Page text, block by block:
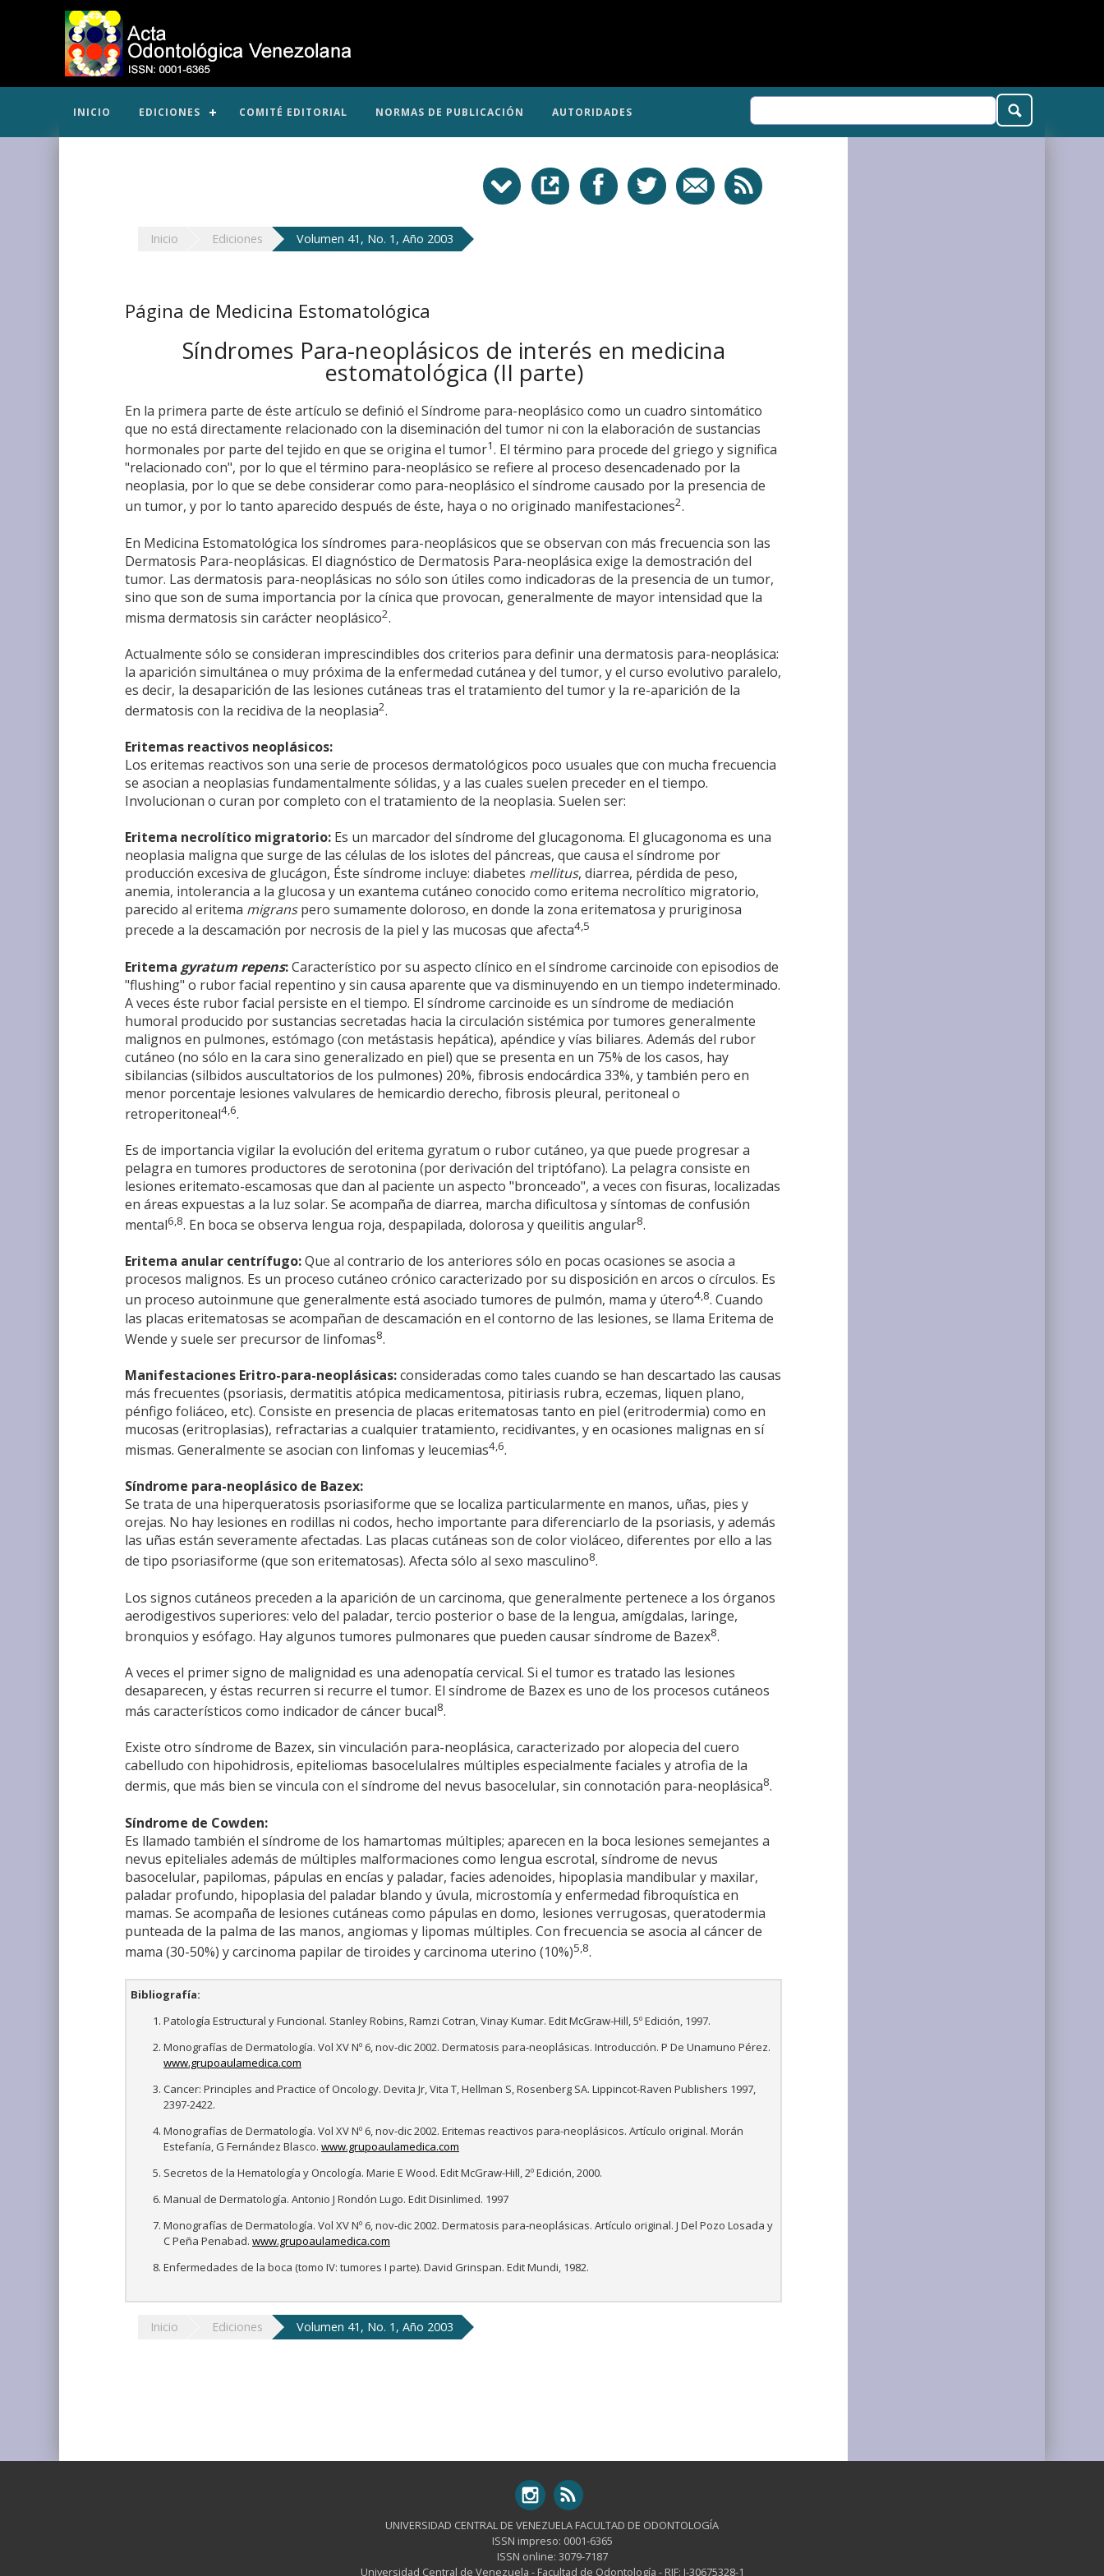
INICIO EDICIONES COMITÉ EDITORIAL NORMAS DE PUBLICACIÓN AUTORIDADES
Inicio Ediciones Volumen 41, No. 1, Año 2003
Página de Medicina Estomatológica
Síndromes Para-neoplásicos de interés en medicina
estomatológica (II parte)
En la primera parte de éste artículo se definió el Síndrome para-neoplásico como un cuadro sintomático
que no está directamente relacionado con la diseminación del tumor ni con la elaboración de sustancias
hormonales por parte del tejido en que se origina el tumor1. El término para procede del griego y significa
"relacionado con", por lo que el término para-neoplásico se refiere al proceso desencadenado por la
neoplasia, por lo que se debe considerar como para-neoplásico el síndrome causado por la presencia de
un tumor, y por lo tanto aparecido después de éste, haya o no originado manifestaciones2.
En Medicina Estomatológica los síndromes para-neoplásicos que se observan con más frecuencia son las
Dermatosis Para-neoplásicas. El diagnóstico de Dermatosis Para-neoplásica exige la demostración del
tumor. Las dermatosis para-neoplásicas no sólo son útiles como indicadoras de la presencia de un tumor,
sino que son de suma importancia por la cínica que provocan, generalmente de mayor intensidad que la
misma dermatosis sin carácter neoplásico2.
Actualmente sólo se consideran imprescindibles dos criterios para definir una dermatosis para-neoplásica:
la aparición simultánea o muy próxima de la enfermedad cutánea y del tumor, y el curso evolutivo paralelo,
es decir, la desaparición de las lesiones cutáneas tras el tratamiento del tumor y la re-aparición de la
dermatosis con la recidiva de la neoplasia2.
Eritemas reactivos neoplásicos:
Los eritemas reactivos son una serie de procesos dermatológicos poco usuales que con mucha frecuencia
se asocian a neoplasias fundamentalmente sólidas, y a las cuales suelen preceder en el tiempo.
Involucionan o curan por completo con el tratamiento de la neoplasia. Suelen ser:
Eritema necrolítico migratorio: Es un marcador del síndrome del glucagonoma. El glucagonoma es una
neoplasia maligna que surge de las células de los islotes del páncreas, que causa el síndrome por
producción excesiva de glucágon, Éste síndrome incluye: diabetes mellitus, diarrea, pérdida de peso,
anemia, intolerancia a la glucosa y un exantema cutáneo conocido como eritema necrolítico migratorio,
parecido al eritema migranspero sumamente doloroso, en donde la zona eritematosa y pruriginosa
precede a la descamación por necrosis de la piel y las mucosas que afecta4,5
Eritema gyratum repens:Característico por su aspecto clínico en el síndrome carcinoide con episodios de
"flushing" o rubor facial repentino y sin causa aparente que va disminuyendo en un tiempo indeterminado.
A veces éste rubor facial persiste en el tiempo. El síndrome carcinoide es un síndrome de mediación
humoral producido por sustancias secretadas hacia la circulación sistémica por tumores generalmente
malignos en pulmones, estómago (con metástasis hepática), apéndice y vías biliares. Además del rubor
cutáneo (no sólo en la cara sino generalizado en piel) que se presenta en un 75% de los casos, hay
sibilancias (silbidos auscultatorios de los pulmones) 20%, fibrosis endocárdica 33%, y también pero en
menor porcentaje lesiones valvulares de hemicardio derecho, fibrosis pleural, peritoneal o
retroperitoneal4,6.
Es de importancia vigilar la evolución del eritema gyratum o rubor cutáneo, ya que puede progresar a
pelagra en tumores productores de serotonina (por derivación del triptófano). La pelagra consiste en
lesiones eritemato-escamosas que dan al paciente un aspecto "bronceado", a veces con fisuras, localizadas
en áreas expuestas a la luz solar. Se acompaña de diarrea, marcha dificultosa y síntomas de confusión
mental6,8. En boca se observa lengua roja, despapilada, dolorosa y queilitis angular8.
Eritema anular centrífugo:Que al contrario de los anteriores sólo en pocas ocasiones se asocia a
procesos malignos. Es un proceso cutáneo crónico caracterizado por su disposición en arcos o círculos. Es
un proceso autoinmune que generalmente está asociado tumores de pulmón, mama y útero4,8. Cuando
las placas eritematosas se acompañan de descamación en el contorno de las lesiones, se llama Eritema de
Wende y suele ser precursor de linfomas8.
Manifestaciones Eritro-para-neoplásicas:consideradas como tales cuando se han descartado las causas
más frecuentes (psoriasis, dermatitis atópica medicamentosa, pitiriasis rubra, eczemas, liquen plano,
pénfigo foliáceo, etc). Consiste en presencia de placas eritematosas tanto en piel (eritrodermia) como en
mucosas (eritroplasias), refractarias a cualquier tratamiento, recidivantes, y en ocasiones malignas en sí
mismas. Generalmente se asocian con linfomas y leucemias4,6.
Síndrome para-neoplásico de Bazex:
Se trata de una hiperqueratosis psoriasiforme que se localiza particularmente en manos, uñas, pies y
orejas. No hay lesiones en rodillas ni codos, hecho importante para diferenciarlo de la psoriasis, y además
las uñas están severamente afectadas. Las placas cutáneas son de color violáceo, diferentes por ello a las
de tipo psoriasiforme (que son eritematosas). Afecta sólo al sexo masculino8.
Los signos cutáneos preceden a la aparición de un carcinoma, que generalmente pertenece a los órganos
aerodigestivos superiores: velo del paladar, tercio posterior o base de la lengua, amígdalas, laringe,
bronquios y esófago. Hay algunos tumores pulmonares que pueden causar síndrome de Bazex8.
A veces el primer signo de malignidad es una adenopatía cervical. Si el tumor es tratado las lesiones
desaparecen, y éstas recurren si recurre el tumor. El síndrome de Bazex es uno de los procesos cutáneos
más característicos como indicador de cáncer bucal8.
Existe otro síndrome de Bazex, sin vinculación para-neoplásica, caracterizado por alopecia del cuero
cabelludo con hipohidrosis, epiteliomas basocelulalres múltiples especialmente faciales y atrofia de la
dermis, que más bien se vincula con el síndrome del nevus basocelular, sin connotación para-neoplásica8.
Síndrome de Cowden:
Es llamado también el síndrome de los hamartomas múltiples; aparecen en la boca lesiones semejantes a
nevus epiteliales además de múltiples malformaciones como lengua escrotal, síndrome de nevus
basocelular, papilomas, pápulas en encías y paladar, facies adenoides, hipoplasia mandibular y maxilar,
paladar profundo, hipoplasia del paladar blando y úvula, microstomía y enfermedad fibroquística en
mamas. Se acompaña de lesiones cutáneas como pápulas en domo, lesiones verrugosas, queratodermia
punteada de la palma de las manos, angiomas y lipomas múltiples. Con frecuencia se asocia al cáncer de
mama (30-50%) y carcinoma papilar de tiroides y carcinoma uterino (10%)5,8.
Bibliografía:
Patología Estructural y Funcional. Stanley Robins, Ramzi Cotran, Vinay Kumar. Edit McGraw-Hill, 5º Edición, 1997.
Monografías de Dermatología. Vol XV Nº 6, nov-dic 2002. Dermatosis para-neoplásicas. Introducción. P De Unamuno Pérez.
www.grupoaulamedica.com
Cancer: Principles and Practice of Oncology. Devita Jr, Vita T, Hellman S, Rosenberg SA. Lippincot-Raven Publishers 1997,
2397-2422.
Monografías de Dermatología. Vol XV Nº 6, nov-dic 2002. Eritemas reactivos para-neoplásicos. Artículo original. Morán
Estefanía, G Fernández Blasco. www.grupoaulamedica.com
Secretos de la Hematología y Oncología. Marie E Wood. Edit McGraw-Hill, 2º Edición, 2000.
Manual de Dermatología. Antonio J Rondón Lugo. Edit Disinlimed. 1997
Monografías de Dermatología. Vol XV Nº 6, nov-dic 2002. Dermatosis para-neoplásicas. Artículo original. J Del Pozo Losada y
C Peña Penabad. www.grupoaulamedica.com
Enfermedades de la boca (tomo IV: tumores I parte). David Grinspan. Edit Mundi, 1982.
Inicio Ediciones Volumen 41, No. 1, Año 2003
UNIVERSIDAD CENTRAL DE VENEZUELA FACULTAD DE ODONTOLOGÍA
ISSN impreso: 0001-6365
ISSN online: 3079-7187
Universidad Central de Venezuela - Facultad de Odontología - RIF: J-30675328-1